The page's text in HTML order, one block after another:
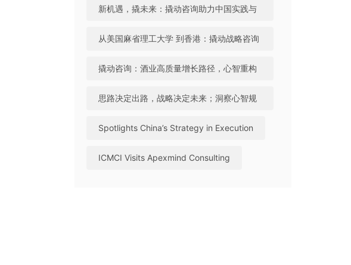
手”，共建全球咨询生态
新机遇，撬未来：撬动咨询助力中国实践与
世界视野“文化握手”
从美国麻省理工大学 到香港：撬动战略咨询
引领中国咨询站上全球行业高地
撬动咨询：酒业高质量增长路径，心智重构
成破局关键
思路决定出路，战略决定未来；洞察心智规
Spotlights China’s Strategy in Execution
ICMCI Visits Apexmind Consulting